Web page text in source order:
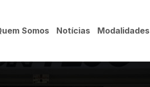
Somos Notícias Modalidades